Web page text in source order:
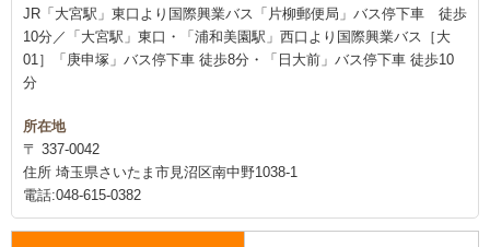
JR「大宮駅」東口より国際興業バス「片柳郵便局」バス停下車 徒歩
10分／「大宮駅」東口・「浦和美園駅」西口より国際興業バス［大
01］「庚申塚」バス停下車 徒歩8分・「日大前」バス停下車 徒歩10
分
所在地
〒 337-0042
住所 埼玉県さいたま市見沼区南中野1038-1
電話:048-615-0382